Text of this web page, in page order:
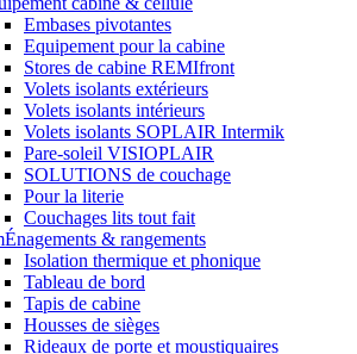
Embases pivotantes
Equipement pour la cabine
Stores de cabine REMIfront
Volets isolants extérieurs
Volets isolants intérieurs
Volets isolants SOPLAIR Intermik
Pare-soleil VISIOPLAIR
SOLUTIONS de couchage
Pour la literie
Couchages lits tout fait
& rangements
Isolation thermique et phonique
Tableau de bord
Tapis de cabine
Housses de sièges
Rideaux de porte et moustiquaires